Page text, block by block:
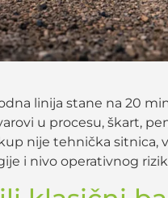
linija stane na 20
u procesu, škart,
nije tehnička
i nivo operativnog